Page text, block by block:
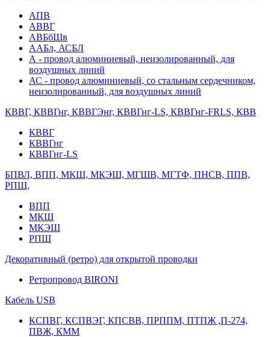
АПВ
АВВГ
АВБбШв
ААБл, АСБЛ
А - провод алюминиевый, неизолированный, для
воздушных линий
АС - провод алюминиевый, со стальным сердечником,
неизолированный, для воздушных линий
КВВГ, КВВГнг, КВВГЭнг, КВВГнг-LS, КВВГнг-FRLS, КВВ
КВВГ
КВВГнг
КВВГнг-LS
БПВЛ, ВПП, МКШ, МКЭШ, МГШВ, МГТФ, ПНСВ, ППВ,
РПШ,
ВПП
МКШ
МКЭШ
РПШ
Декоративный (ретро) для открытой проводки
Ретропровод BIRONI
Кабель USB
КСПВГ, КСПВЭГ, КПСВВ, ПРППМ, ПТПЖ ,П-274,
ПВЖ, КММ